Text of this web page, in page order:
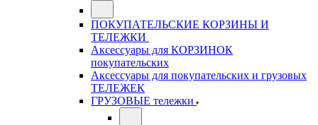
ПОКУПАТЕЛЬСКИЕ КОРЗИНЫ И
ТЕЛЕЖКИ
Аксессуары для КОРЗИНОК
покупательских
Аксессуары для покупательских и грузовых
ТЕЛЕЖЕК
ГРУЗОВЫЕ тележки